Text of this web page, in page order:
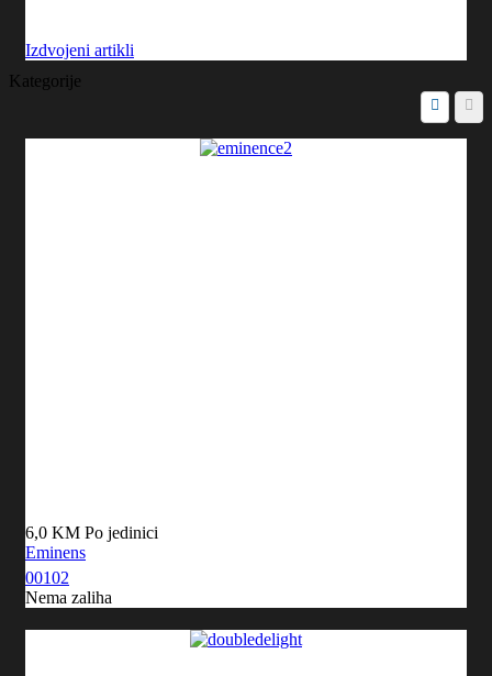
Izdvojeni artikli
Kategorije
6,0 KM Po jedinici
Eminens
00102
Nema zaliha